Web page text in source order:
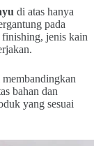
di atas hanya
pada
jenis kain
bahan dan
yang sesuai